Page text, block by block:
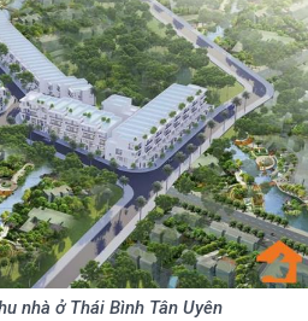
nhà ở Thái Bình Tân Uyên